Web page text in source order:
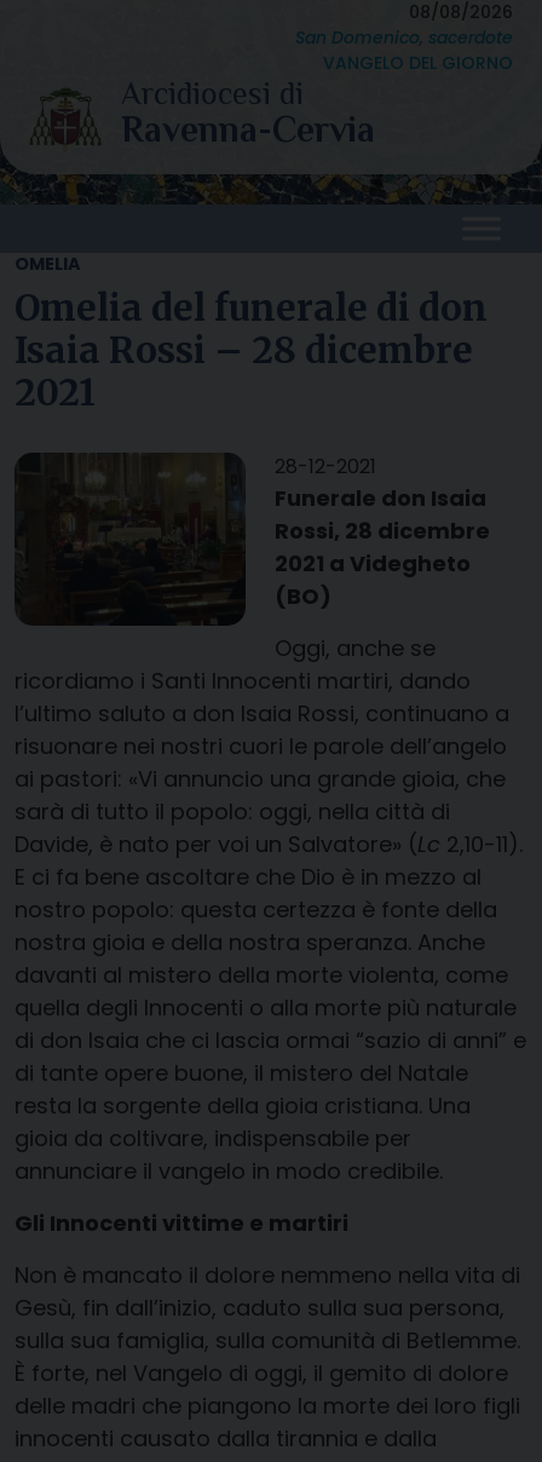
content
08/08/2026
San Domenico, sacerdote
VANGELO DEL GIORNO
OMELIA
Omelia del funerale di don
Isaia Rossi – 28 dicembre
2021
28-12-2021
Funerale don Isaia
Rossi, 28 dicembre
2021 a Videgheto
(BO)
Oggi, anche se
ricordiamo i Santi Innocenti martiri, dando
l’ultimo saluto a don Isaia Rossi, continuano a
risuonare nei nostri cuori le parole dell’angelo
ai pastori: «Vi annuncio una grande gioia, che
sarà di tutto il popolo: oggi, nella città di
Davide, è nato per voi un Salvatore» (Lc 2,10-11).
E ci fa bene ascoltare che Dio è in mezzo al
nostro popolo: questa certezza è fonte della
nostra gioia e della nostra speranza. Anche
davanti al mistero della morte violenta, come
quella degli Innocenti o alla morte più naturale
di don Isaia che ci lascia ormai “sazio di anni” e
di tante opere buone, il mistero del Natale
resta la sorgente della gioia cristiana. Una
gioia da coltivare, indispensabile per
annunciare il vangelo in modo credibile.
Gli Innocenti vittime e martiri
Non è mancato il dolore nemmeno nella vita di
Gesù, fin dall’inizio, caduto sulla sua persona,
sulla sua famiglia, sulla comunità di Betlemme.
È forte, nel Vangelo di oggi, il gemito di dolore
delle madri che piangono la morte dei loro figli
innocenti causato dalla tirannia e dalla